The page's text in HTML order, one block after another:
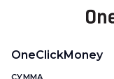
OneClickMoney